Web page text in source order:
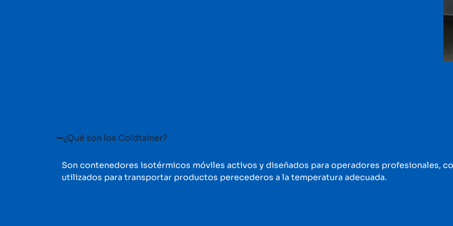
¿Qué son los Coldtainer?
Son contenedores isotérmicos móviles activos y diseñados para operadores profesionales,
utilizados para transportar productos perecederos a la temperatura adecuada.